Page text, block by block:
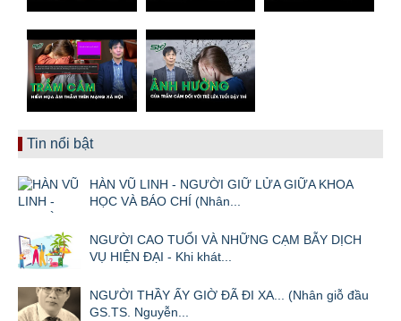
Tin nổi bật
HÀN VŨ LINH - NGƯỜI GIỮ LỬA GIỮA KHOA
HỌC VÀ BÁO CHÍ (Nhân...
NGƯỜI CAO TUỔI VÀ NHỮNG CẠM BẪY DỊCH
VỤ HIỆN ĐẠI - Khi khát...
NGƯỜI THẦY ẤY GIỜ ĐÃ ĐI XA... (Nhân giỗ đầu
GS.TS. Nguyễn...